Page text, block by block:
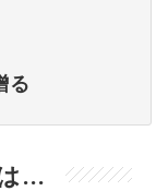
る
...